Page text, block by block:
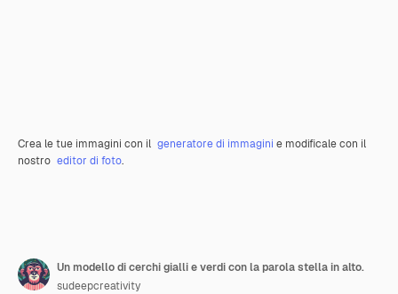
Crea le tue immagini con il generatore di immagini e modificale con il
nostro editor di foto.
Un modello di cerchi gialli e verdi con la parola stella in alto.
sudeepcreativity